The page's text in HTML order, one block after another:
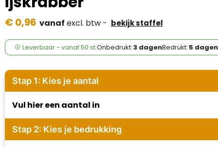
Fresh 'n Rebel
GolfOriginals
James Harvest
Kingcap
Moleskine
€ 0,96 vanaf excl. btw - bekijk staffel
Leverbaar- vanaf50 st.Onbedrukt:3 dagenBedrukt: 5 dagen
Stap 1: Kies je aantal
Vul hier een aantal in
Stap 2: Kies je bedrukking